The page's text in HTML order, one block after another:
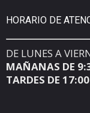
HORARIO DE
DE LUNES A
MAÑANAS DE
TARDES DE